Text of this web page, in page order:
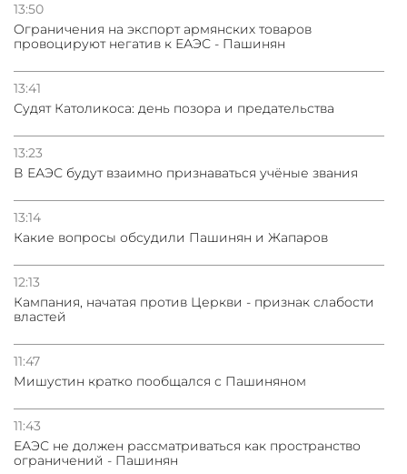
13:50
Oграничения на экспорт армянских товаров
провоцируют негатив к ЕАЭС - Пашинян
13:41
Судят Католикоса: день позора и предательства
13:23
В ЕАЭС будут взаимно признаваться учёные звания
13:14
Какие вопросы обсудили Пашинян и Жапаров
12:13
Кампания, начатая против Церкви - признак слабости
властей
11:47
Мишустин кратко пообщался с Пашиняном
11:43
ЕАЭС не должен рассматриваться как пространство
ограничений - Пашинян